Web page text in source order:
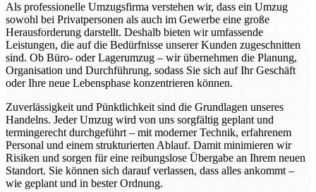
Als professionelle Umzugsfirma verstehen wir, dass ein Umzug
sowohl bei Privatpersonen als auch im Gewerbe eine große
Herausforderung darstellt. Deshalb bieten wir umfassende
Leistungen, die auf die Bedürfnisse unserer Kunden zugeschnitten
sind. Ob Büro- oder Lagerumzug – wir übernehmen die Planung,
Organisation und Durchführung, sodass Sie sich auf Ihr Geschäft
oder Ihre neue Lebensphase konzentrieren können.
Zuverlässigkeit und Pünktlichkeit sind die Grundlagen unseres
Handelns. Jeder Umzug wird von uns sorgfältig geplant und
termingerecht durchgeführt – mit moderner Technik, erfahrenem
Personal und einem strukturierten Ablauf. Damit minimieren wir
Risiken und sorgen für eine reibungslose Übergabe an Ihrem neuen
Standort. Sie können sich darauf verlassen, dass alles ankommt –
wie geplant und in bester Ordnung.